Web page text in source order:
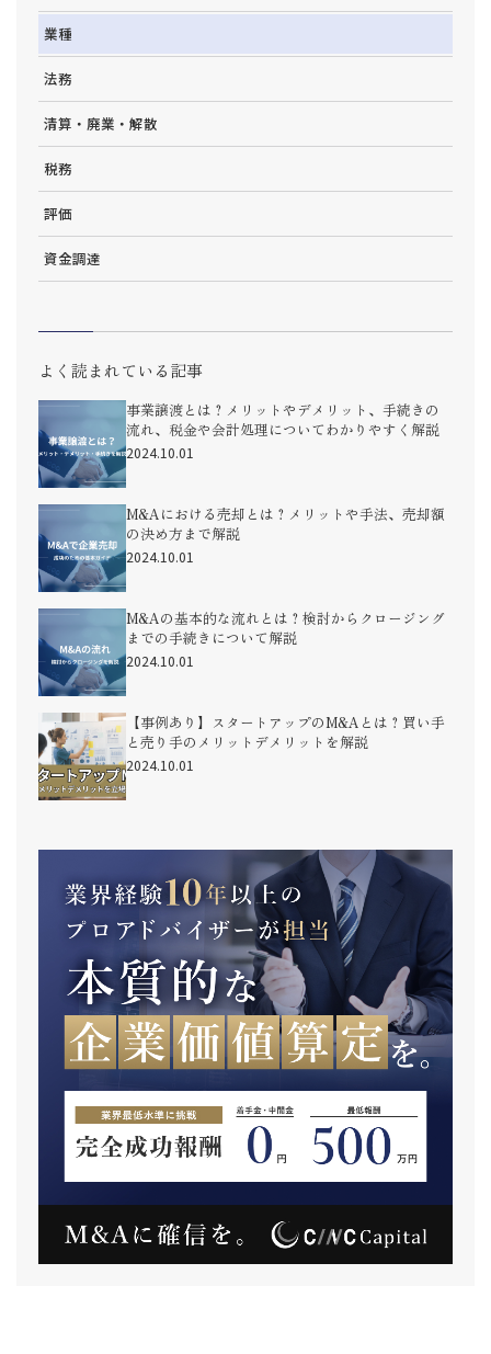
業種
法務
清算・廃業・解散
税務
評価
資金調達
よく読まれている記事
事業譲渡とは？メリットやデメリット、手続きの
流れ、税金や会計処理についてわかりやすく解説
2024.10.01
M&Aにおける売却とは？メリットや手法、売却額
の決め方まで解説
2024.10.01
M&Aの基本的な流れとは？検討からクロージング
までの手続きについて解説
2024.10.01
【事例あり】スタートアップのM&Aとは？買い手
と売り手のメリットデメリットを解説
2024.10.01